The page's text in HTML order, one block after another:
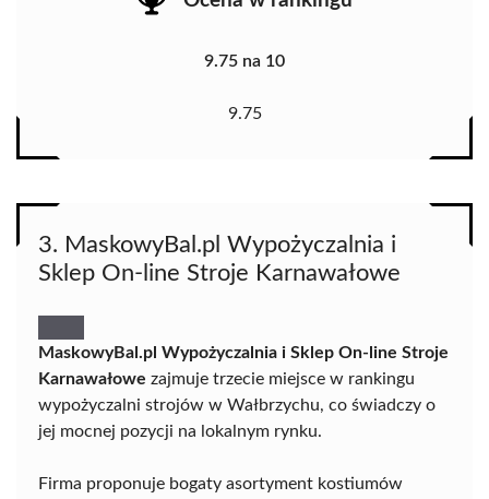
9.75 na 10
9.75
3. MaskowyBal.pl Wypożyczalnia i
Sklep On-line Stroje Karnawałowe
MaskowyBal.pl Wypożyczalnia i Sklep On-line Stroje
Karnawałowe zajmuje trzecie miejsce w rankingu
wypożyczalni strojów w Wałbrzychu, co świadczy o
jej mocnej pozycji na lokalnym rynku.
Firma proponuje bogaty asortyment kostiumów